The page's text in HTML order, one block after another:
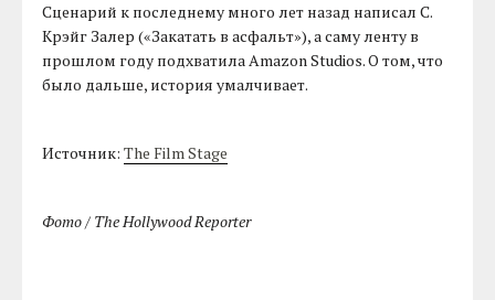
Сценарий к последнему много лет назад написал С.
Крэйг Залер («Закатать в асфальт»), а саму ленту в
прошлом году подхватила Amazon Studios. О том, что
было дальше, история умалчивает.
Источник:The Film Stage
Фото / The Hollywood Reporter